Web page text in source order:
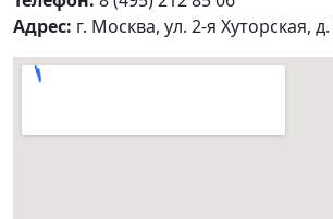
Адрес: г. Москва, ул. 2-я Хуторская,